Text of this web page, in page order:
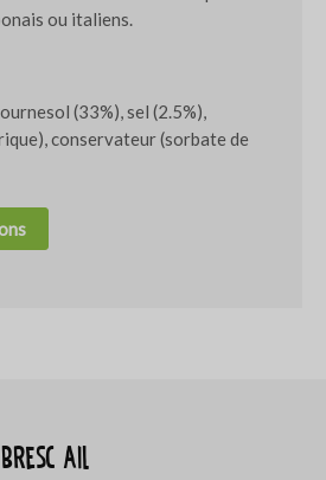
ou italiens.
(33%), sel (2.5%),
conservateur (sorbate de
Ail